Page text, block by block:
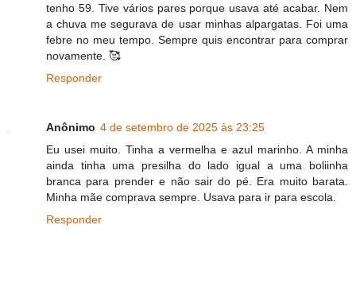
tenho 59. Tive vários pares porque usava até acabar. Nem
a chuva me segurava de usar minhas alpargatas. Foi uma
febre no meu tempo. Sempre quis encontrar para comprar
novamente. 🥰
Responder
Anônimo 4 de setembro de 2025 às 23:25
Eu usei muito. Tinha a vermelha e azul marinho. A minha
ainda tinha uma presilha do lado igual a uma boliinha
branca para prender e não sair do pé. Era muito barata.
Minha mãe comprava sempre. Usava para ir para escola.
Responder